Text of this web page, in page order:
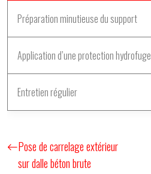
Préparation minutieuse du support
Application d’une protection hydrofuge
Entretien régulier
Pose de carrelage extérieur
sur dalle béton brute